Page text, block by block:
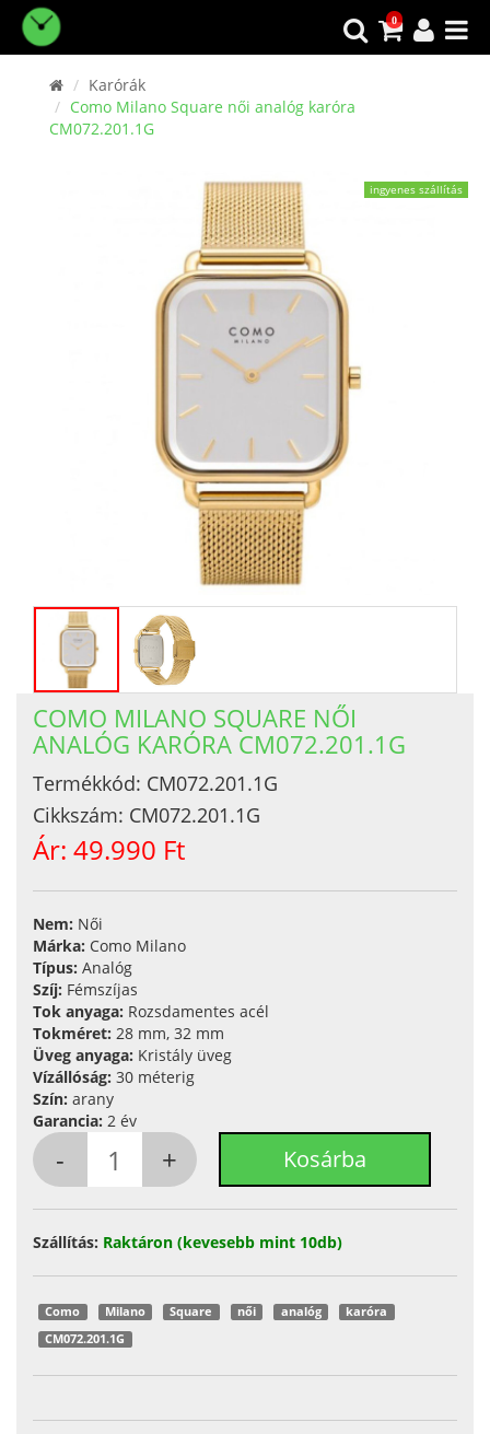
0
Karórák
Como Milano Square női analóg karóra
CM072.201.1G
ingyenes szállítás
COMO MILANO SQUARE NŐI
ANALÓG KARÓRA CM072.201.1G
Termékkód: CM072.201.1G
Cikkszám: CM072.201.1G
Ár: 49.990 Ft
Nem: Női
Márka: Como Milano
Típus: Analóg
Szíj: Fémszíjas
Tok anyaga: Rozsdamentes acél
Tokméret: 28 mm, 32 mm
Üveg anyaga: Kristály üveg
Vízállóság: 30 méterig
Szín: arany
Garancia: 2 év
Szállítás: Raktáron (kevesebb mint 10db)
Como Milano Square női analóg
karóra
CM072.201.1G